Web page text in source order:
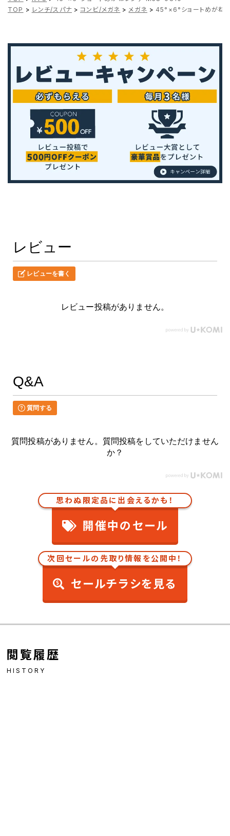
TOP > レンチ/スパナ > コンビ/メガネ > メガネ > 45°×6°ショートめが
レビュー
レビューを書く
レビュー投稿がありません。
Q&A
質問する
質問投稿がありません。質問投稿をしていただけません
か？
思わぬ限定品に出会えるかも！
開催中のセール
次回セールの先取り情報を公開中！
セールチラシを見る
閲覧履歴
HISTORY